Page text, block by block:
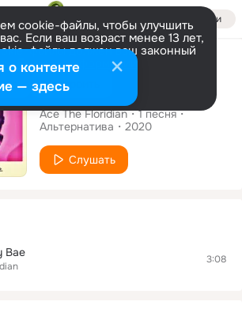
Войти
cookie-файлы, чтобы улучшить
Если ваш возраст менее 13 лет,
файлы должен ваш законный
Больше информации
Настроить
Сингл
Music Is My Bae
Ace The Floridian 1песня
Альтернатива
2020
Слушать
Bae 3:08
контенте
— здесь